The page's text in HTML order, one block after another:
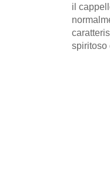
il
spiritoso